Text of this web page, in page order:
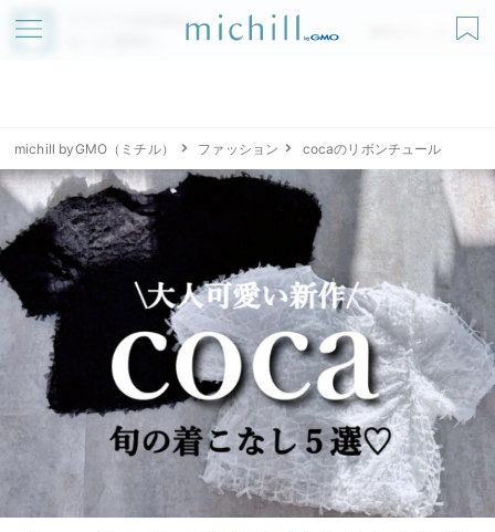
アプリでmichillが
無料ダウンロード
michill byGMO（ミチル） ファッション cocaのリボンチュール